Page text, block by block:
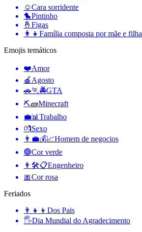
☺️Cara sorridente
🐤Pintinho
🤞 Figas
👩‍👧 Família composta por mãe e filha
Emojis temáticos
❤️Amor
🍎 Agosto
🚗🏃🚔GTA
⛏🧱Minecraft
💼📊 Trabalho
💏Sexo
👨‍💼💰📈Homem de negocios
🟢Cor verde
👨🛠📋Engenheiro
🎀Cor rosa
Feriados
👨‍👧‍👦 Dos Pais
🖐Dia Mundial do Agradecimento